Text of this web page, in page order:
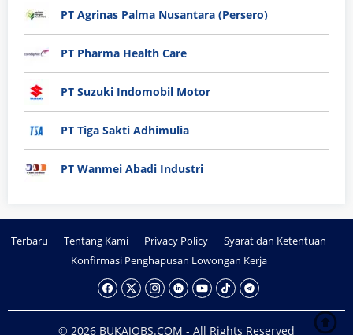
PT Agrinas Palma Nusantara (Persero)
PT Pharma Health Care
PT Suzuki Indomobil Motor
PT Tiga Sakti Adhimulia
PT Wanmei Abadi Industri
Terbaru Tentang Kami Privacy Policy
Syarat dan Ketentuan
Konfirmasi Penghapusan Lowongan Kerja
© 2026 BUKAJOBS.COM - All Rights Reserved